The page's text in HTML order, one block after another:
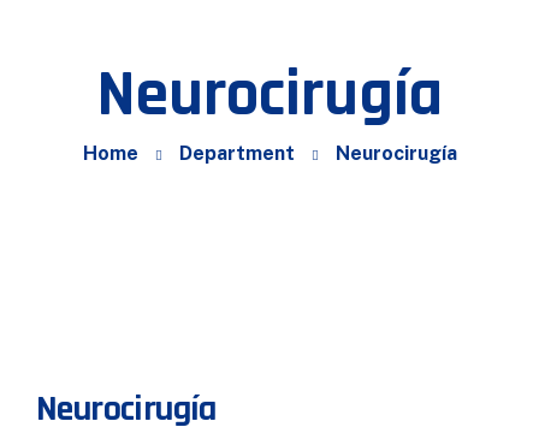
Neurocirugía
Home Department Neurocirugía
Neurocirugía